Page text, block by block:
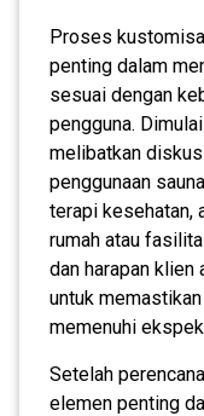
Proses
penting dalam
sesuai dengan
pengguna.
melibatkan
penggunaan
terapi kesehatan,
rumah atau
dan harapan klien
untuk
memenuhi
Setelah
elemen penting